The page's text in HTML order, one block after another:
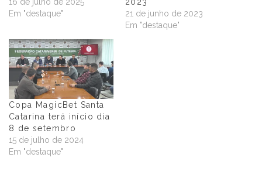
Em "destaque"
21 de junho de 2023
Em "destaque"
Copa MagicBet Santa
Catarina terá início dia
8 de setembro
15 de julho de 2024
Em "destaque"